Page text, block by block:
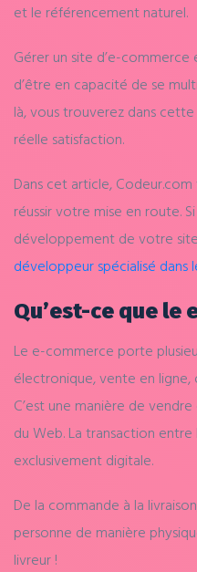
et le référencement naturel.
Gérer un site d’e-commerce
d’être en capacité de se
là, vous trouverez dans
réelle satisfaction.
Dans cet article,
réussir votre mise en route.
développement de votre
développeur spécialisé dans
Qu’est-ce que le
Le e-commerce porte
électronique, vente en
C’est une manière de
du Web. La transaction
exclusivement digitale.
De la commande à la
personne de manière
livreur !